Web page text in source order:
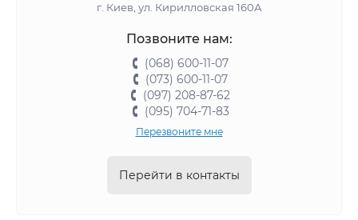
г. Киев, ул. Кирилловская 160А
Позвоните нам:
(068) 600-11-07
(073) 600-11-07
(097) 208-87-62
(095) 704-71-83
Перезвоните мне
Перейти в контакты